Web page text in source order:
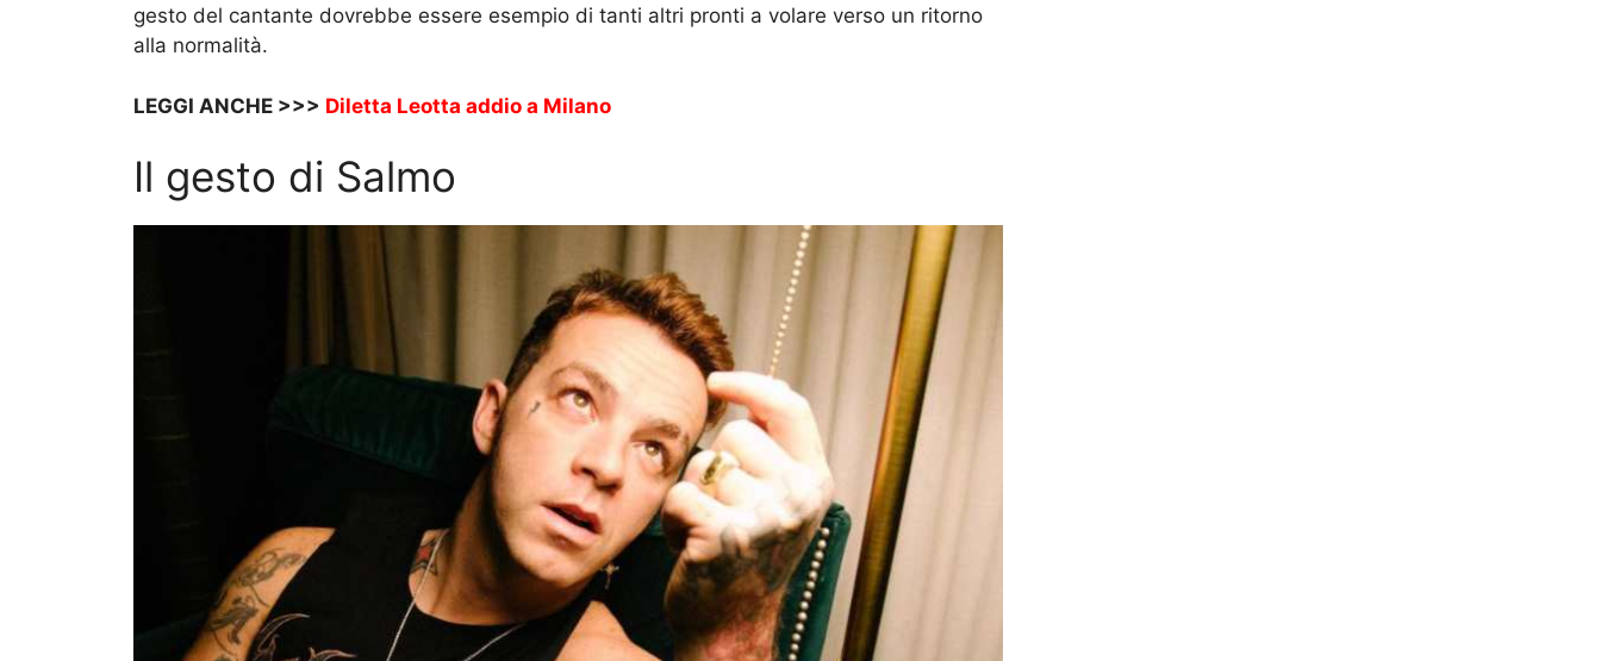
gesto del cantante dovrebbe essere esempio di tanti altri pronti a volare verso un ritorno
alla normalità.
LEGGI ANCHE >>> Diletta Leotta addio a Milano
Il gesto di Salmo